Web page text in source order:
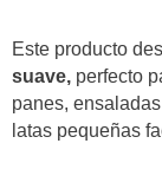
Este producto
suave, perfecto
panes,
latas pequeñas